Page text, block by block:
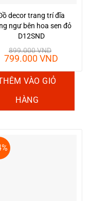
decor trang trí đĩa
ngư bên hoa sen đỏ
D12SND
899.000VND
Giá
là:
899.000 VND.
799.000VND
VÀO GIỎ
HÀNG